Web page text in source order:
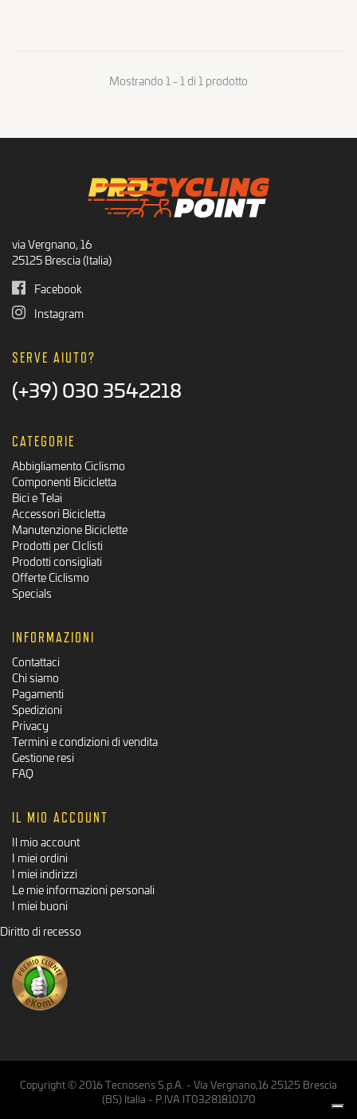
Mostrando 1 - 1 di 1 prodotto
via Vergnano, 16
25125 Brescia (Italia)
Facebook
Instagram
SERVE AIUTO?
(+39) 030 3542218
CATEGORIE
Abbigliamento Ciclismo
Componenti Bicicletta
Bici e Telai
Accessori Bicicletta
Manutenzione Biciclette
Prodotti per CIclisti
Prodotti consigliati
Offerte Ciclismo
Specials
INFORMAZIONI
Contattaci
Chi siamo
Pagamenti
Spedizioni
Privacy
Termini e condizioni di vendita
Gestione resi
FAQ
IL MIO ACCOUNT
Il mio account
I miei ordini
I miei indirizzi
Le mie informazioni personali
I miei buoni
Diritto di recesso
Copyright © 2016 Tecnosens S.p.A. - Via Vergnano,16 25125 Brescia
(BS) Italia - P.IVA IT03281810170